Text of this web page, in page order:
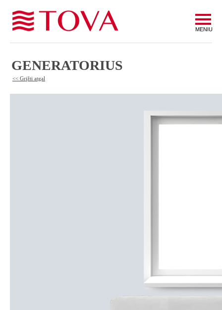
MENIU
GENERATORIUS
<< Grįžti atgal